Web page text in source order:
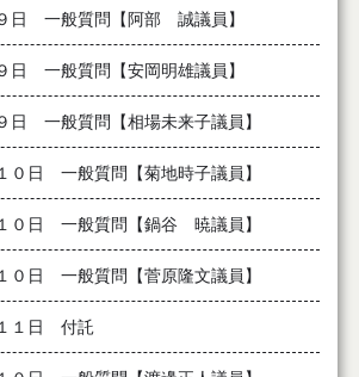
日 一般質問【阿部 誠議員】
日 一般質問【安岡明雄議員】
日 一般質問【相場未来子議員】
０日 一般質問【菊地時子議員】
０日 一般質問【鍋谷 暁議員】
０日 一般質問【菅原隆文議員】
１日 付託